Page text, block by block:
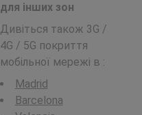
для інших зон
Дивіться також 3G /
4G / 5G покриття
мобільної мережі в :
Madrid
Barcelona